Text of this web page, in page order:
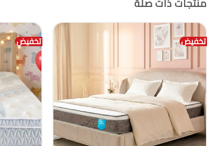
تخفيض تخفيض